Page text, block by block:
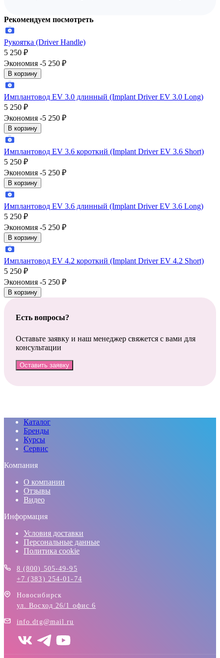
Рекомендуем посмотреть
Рукоятка (Driver Handle)
5 250 ₽
Экономия -5 250 ₽
В корзину
Имплантовод EV 3.0 длинный (Implant Driver EV 3.0 Long)
5 250 ₽
Экономия -5 250 ₽
В корзину
Имплантовод EV 3.6 короткий (Implant Driver EV 3.6 Short)
5 250 ₽
Экономия -5 250 ₽
В корзину
Имплантовод EV 3.6 длинный (Implant Driver EV 3.6 Long)
5 250 ₽
Экономия -5 250 ₽
В корзину
Имплантовод EV 4.2 короткий (Implant Driver EV 4.2 Short)
5 250 ₽
Экономия -5 250 ₽
В корзину
Есть вопросы?
Оставьте заявку и наш менеджер свяжется с вами для
консультации
Оставить заявку
Каталог
Бренды
Курсы
Сервис
Компания
О компании
Отзывы
Видео
Информация
Условия доставки
Персональные данные
Политика cookie
8 (800) 505-49-95
+7 (383) 254-01-74
Новосибирск
ул. Восход 26/1 офис 6
info.dtg@mail.ru